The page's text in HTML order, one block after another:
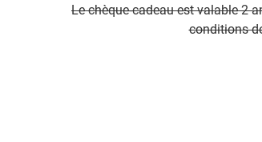
Le chèque-cadeau est valable 2
conditions